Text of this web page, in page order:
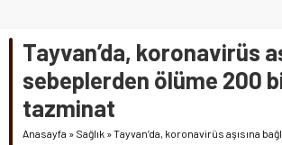
Tayvan’da, koronavirüs
sebeplerden ölüme 200
tazminat
Anasayfa » Sağlık »Tayvan’da, koronavirüs aşısına